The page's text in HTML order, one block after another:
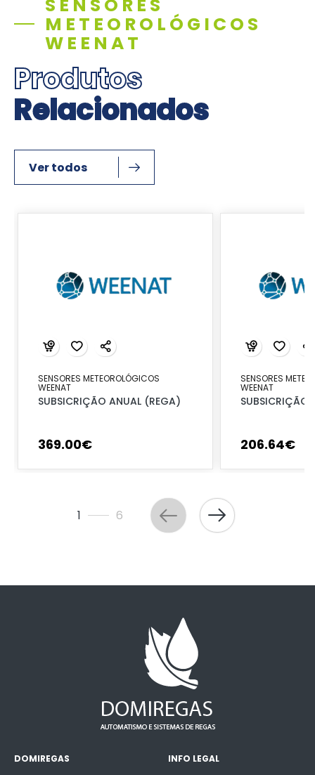
SENSORES
METEOROLÓGICOS
WEENAT
Produtos
Relacionados
Ver todos
SENSORES METEOROLÓGICOS
WEENAT
SUBSICRIÇÃO ANUAL (REGA)
369.00€
SENSORES
WEENAT
SUBSICRIÇÃO
206.64€
1 6
DOMIREGAS
INFO LEGAL